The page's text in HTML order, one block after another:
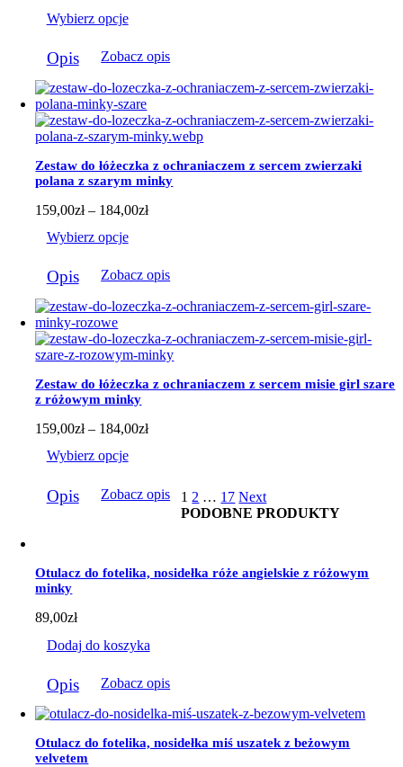
do
Wybierz opcje
produkt
ma
wiele
wariantów.
Opcje
można
wybrać
na
stronie
produktu
Opis Zobacz opis
Zestaw do łóżeczka z ochraniaczem z sercem zwierzaki
polana z szarym minky
159,00zł – 184,00złZakres
do
Wybierz opcje
produkt
ma
wiele
wariantów.
Opcje
można
wybrać
na
stronie
produktu
Opis Zobacz opis
Zestaw do łóżeczka z ochraniaczem z sercem misie girl szare
z różowym minky
159,00zł – 184,00złZakres
do
184,00zł
Wybierz opcje
produkt
można
wybrać
na
stronie
produktu
Opis Zobacz opis 1 2 … 17 Next
PODOBNE PRODUKTY
Otulacz do fotelika, nosidełka róże angielskie z różowym
minky
89,00zł
Dodaj do koszyka
Opis Zobacz opis
Otulacz do fotelika, nosidełka miś uszatek z beżowym
velvetem